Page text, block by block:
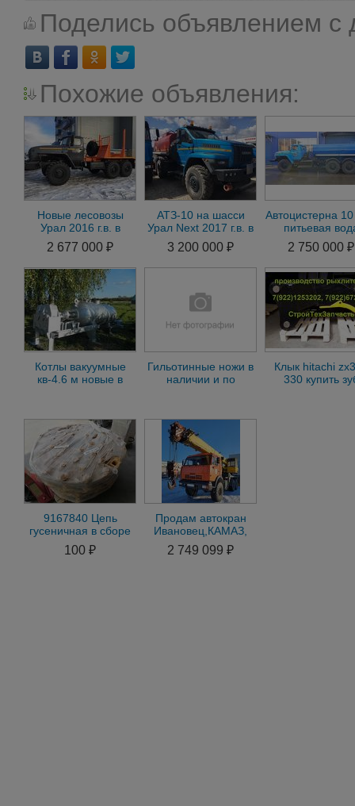
Поделись объявлением с
Похожие объявления:
Новые лесовозы
Урал 2016 г.в. в
наличии с ПТС
2 677 000 ₽
АТЗ-10 на шасси
Урал Next 2017 г.в. в
наличии
3 200 000 ₽
Автоцистерна 10
питьевая
АЦПТ-10 в
2 750 000 ₽
Котлы вакуумные
кв-4.6 м новые в
Гильотинные ножи в
наличии и по
Клык hitachi
330 купить
9167840 Цепь
гусеничная в сборе
Hitachi 48L – 9167840
100 ₽
Продам автокран
Ивановец,КАМАЗ,
6х6, 2012г/
в,25тн,22м обмен
2 749 099 ₽